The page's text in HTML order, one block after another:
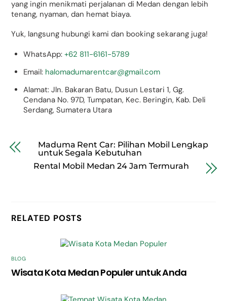
yang ingin menikmati perjalanan di Medan dengan lebih
tenang, nyaman, dan hemat biaya.
Yuk, langsung hubungi kami dan booking sekarang juga!
WhatsApp:+62 811-6161-5789
Email: halomadumarentcar@gmail.com
Alamat: Jln. Bakaran Batu, Dusun Lestari 1, Gg.
Cendana No. 97D, Tumpatan, Kec. Beringin, Kab. Deli
Serdang, Sumatera Utara
Maduma Rent Car: Pilihan Mobil Lengkap
untuk Segala Kebutuhan
Rental Mobil Medan 24 Jam Termurah
RELATED POSTS
BLOG
Wisata Kota Medan Populer untuk Anda